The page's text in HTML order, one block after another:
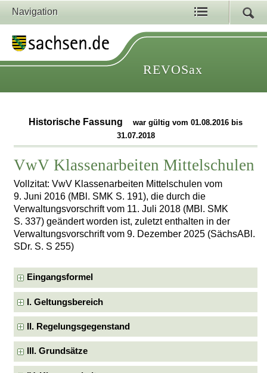
Navigation
REVOSax
Historische Fassung
war gültig vom 01.08.2016 bis
31.07.2018
VwV Klassenarbeiten Mittelschulen
Vollzitat: VwV Klassenarbeiten Mittelschulen vom
9. Juni 2016 (MBl. SMK S. 191), die durch die
Verwaltungsvorschrift vom 11. Juli 2018 (MBl. SMK
S. 337) geändert worden ist, zuletzt enthalten in der
Verwaltungsvorschrift vom 9. Dezember 2025 (SächsABl.
SDr. S. S 255)
Eingangsformel
I. Geltungsbereich
II. Regelungsgegenstand
III. Grundsätze